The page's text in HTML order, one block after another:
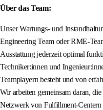
Über das Team:
Unser Wartungs- und
Engineering Team oder RME-
Ausstattung jederzeit optimal
Techniker:innen und
Teamplayern besteht und von
Wir arbeiten gemeinsam daran,
Netzwerk von Fulfillment-Centern